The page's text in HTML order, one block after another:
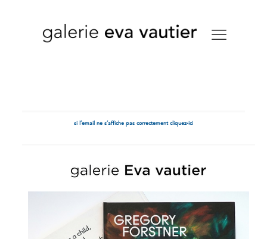
si l’email ne s’affiche pas correctement cliquez-ici